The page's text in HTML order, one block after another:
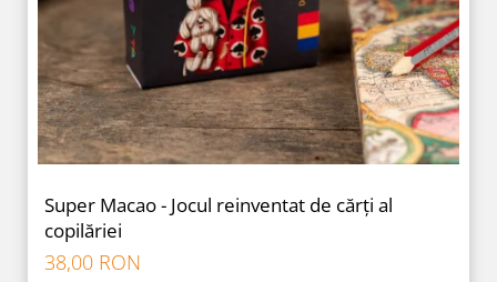
9 Ani
10 Ani
11 - 14 Ani
14+ Ani
Colecția Păcălici
TOATE JOCURILE
Super Macao - Jocul reinventat de cărți al
copilăriei
38,00 RON